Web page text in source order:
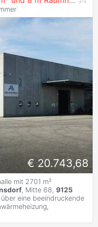
€ 20.743,68
mit 2701 m²
, Mitte 68, 9125
eine beeindruckende